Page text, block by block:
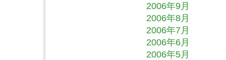
2006年9月
2006年8月
2006年7月
2006年6月
2006年5月